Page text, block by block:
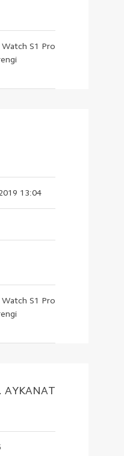
Watch S1 Pro
13:04
Watch S1 Pro
AYKANAT